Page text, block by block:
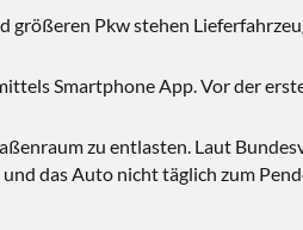
größeren Pkw stehen
Smartphone App. Vor der
zu entlasten. Laut
das Auto nicht täglich zum